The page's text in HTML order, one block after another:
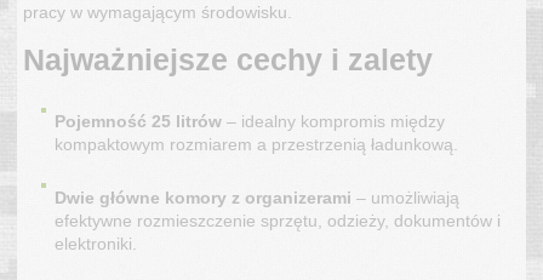
pracy w wymagającym środowisku.
Najważniejsze cechy i zalety
Pojemność 25 litrów – idealny kompromis między
kompaktowym rozmiarem a przestrzenią ładunkową.
Dwie główne komory z organizerami – umożliwiają
efektywne rozmieszczenie sprzętu, odzieży, dokumentów i
elektroniki.